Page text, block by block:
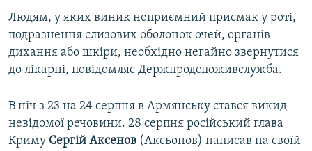
Людям, у яких виник неприємний присмак у роті,
подразнення слизових оболонок очей, органів
дихання або шкіри, необхідно негайно звернутися
до лікарні, повідомляє Держпродспоживслужба.
В ніч з 23 на 24 серпня в Армянську стався викид
невідомої речовини. 28 серпня російський глава
Криму Сергій Аксенов (Аксьонов) написав на своїй